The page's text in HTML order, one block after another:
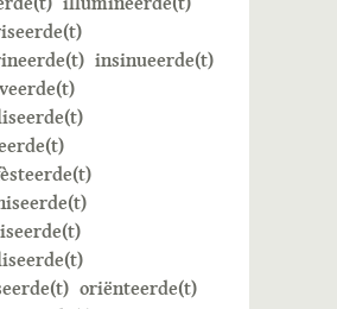
insinueerde(t)
oriënteerde(t)